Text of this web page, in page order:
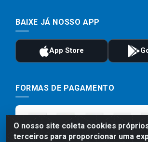
O nosso site coleta cookies
terceiros para proporcionar uma
BAIXE JÁ NOSSO APP
FORMAS DE PAGAMENTO